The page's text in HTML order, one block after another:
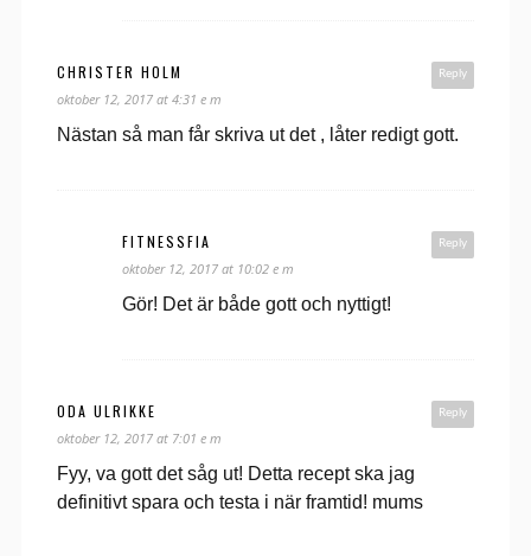
Reply
CHRISTER HOLM
oktober 12, 2017 at 4:31 e m
Nästan så man får skriva ut det , låter redigt gott.
Reply
FITNESSFIA
oktober 12, 2017 at 10:02 e m
Gör! Det är både gott och nyttigt!
Reply
ODA ULRIKKE
oktober 12, 2017 at 7:01 e m
Fyy, va gott det såg ut! Detta recept ska jag
definitivt spara och testa i när framtid! mums